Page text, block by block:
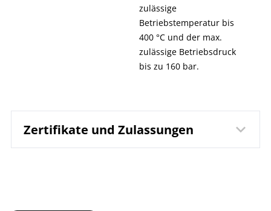
zulässige
Betriebstemperatur bis
400 °C und der max.
zulässige Betriebsdruck
bis zu 160 bar.
Zertifikate und Zulassungen